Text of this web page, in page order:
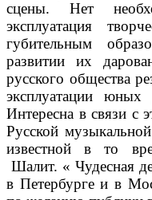
сцены. Нет
эксплуатация
губительным
развитии их
русского общества
эксплуатации
Интересна в связи с
Русской
известной в то
Шалит. « Чудесная
в Петербурге и в